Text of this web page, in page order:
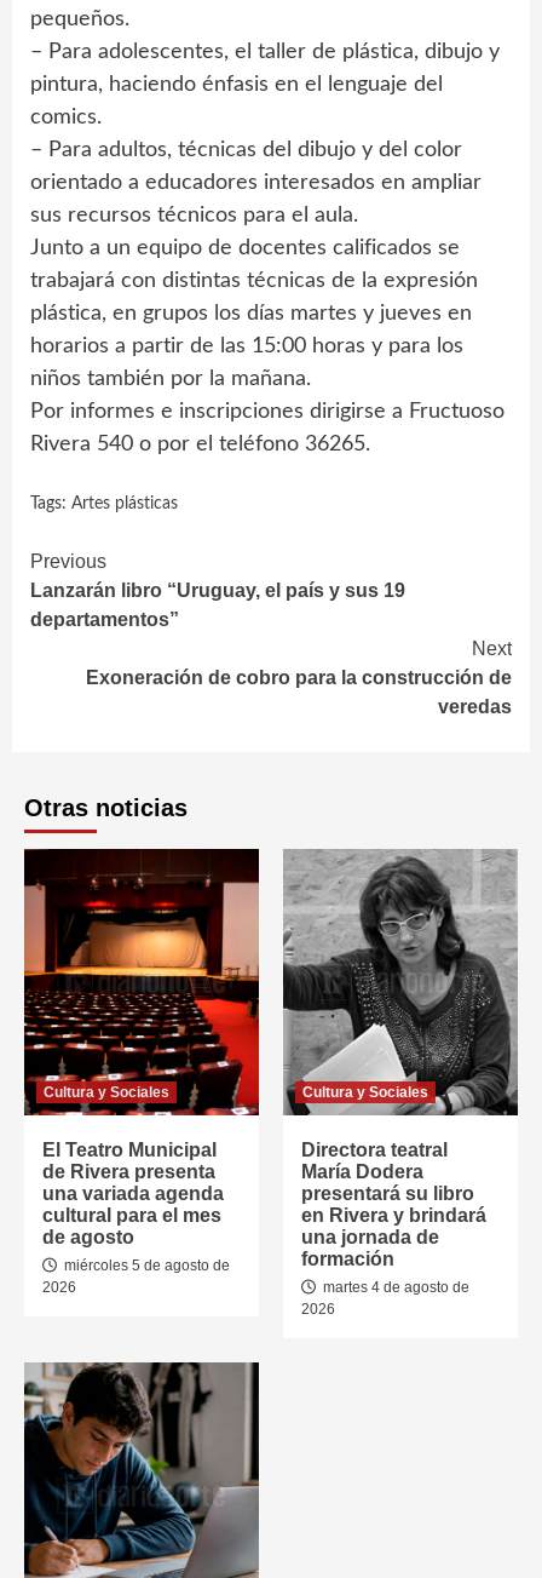
pequeños.
– Para adolescentes, el taller de plástica, dibujo y
pintura, haciendo énfasis en el lenguaje del
comics.
– Para adultos, técnicas del dibujo y del color
orientado a educadores interesados en ampliar
sus recursos técnicos para el aula.
Junto a un equipo de docentes calificados se
trabajará con distintas técnicas de la expresión
plástica, en grupos los días martes y jueves en
horarios a partir de las 15:00 horas y para los
niños también por la mañana.
Por informes e inscripciones dirigirse a Fructuoso
Rivera 540 o por el teléfono 36265.
Tags: Artes plásticas
Continue
Reading
Previous
Lanzarán libro “Uruguay, el país y sus 19
departamentos”
Next
Exoneración de cobro para la construcción de
veredas
Otras noticias
Cultura y Sociales
El Teatro Municipal
de Rivera presenta
una variada agenda
cultural para el mes
de agosto
miércoles 5 de agosto de
2026
Cultura y Sociales
Directora teatral
María Dodera
presentará su libro
en Rivera y brindará
una jornada de
formación
martes 4 de agosto de
2026